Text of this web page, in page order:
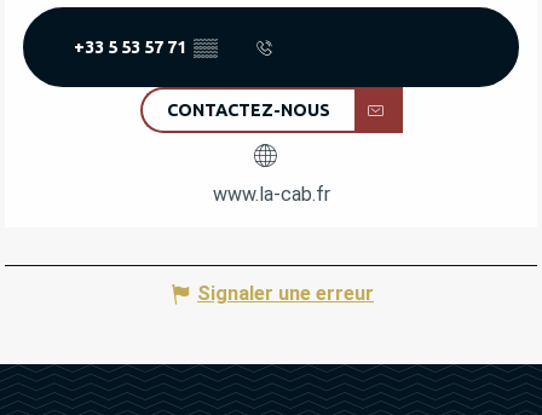
+33 5 53 57 71 ▒▒
CONTACTEZ-NOUS
www.la-cab.fr
Signaler une erreur